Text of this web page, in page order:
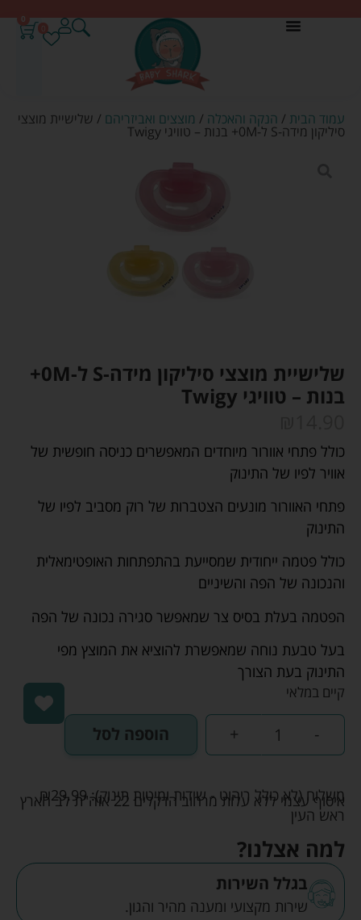
0
עמוד הבית / הנקה והאכלה / מוצצים ואביזריהם / שלישיית מוצצי
סיליקון מידה-S ל-0M+ בנות – טוויגי Twigy
שלישיית מוצצי סיליקון מידה-S ל-0M+
בנות – טוויגי Twigy
כולל פתחי אוורור מיוחדים המאפשרים כניסה חופשית של
אוויר לפיו של התינוק
פתחי האוורור מונעים הצטברות של רוק מסביב לפיו של
התינוק
כולל פטמה ייחודית שמסייעת בהתפתחות האופטימאלית
והנכונה של הפה והשיניים
הפטמה בעלת בסיס צר שמאפשר סגירה נכונה של הפה
בעל טבעת נוחה שמאפשרת להוציא את המוצץ מפי
התינוק בעת הצורך
קיים במלאי
-
+ הוספה לסל
משלוח (לא כולל ריהוט - שידות ומיטות תינוק): ₪29.99
איסוף עצמי ללא עלות מרחוב הדקלים 22 אזה"ת לב הארץ
ראש העין
למה אצלנו?
בגלל השירות
שירות מקצועי ומענה מהיר והגון.